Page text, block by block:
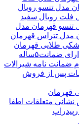
مدل تنسو رویال
فلت رویال سفید
تنسو قهرمان مدل
مدل تتراس قهرمان
طلایی قهرمان
شیرالات قهرمان دارای ضمانت۵ساله
ضمانت نامه شیرالات
خدمات پس از فروش
قهرمان
متعلقات اطفا
رپیدراپ